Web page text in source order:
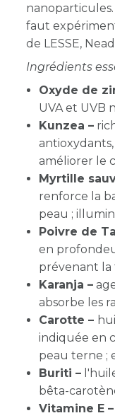
faut
de LESSE,
Ingrédients
Oxyde de
UVA et UVB
Kunzea –
améliorer le
Myrtille
renforce la
peau ;
Poivre de
en
prévenant la
Karanja –
absorbe les
Carotte –
indiquée en
peau terne ;
Buriti –
bêta-
Vitamine E –